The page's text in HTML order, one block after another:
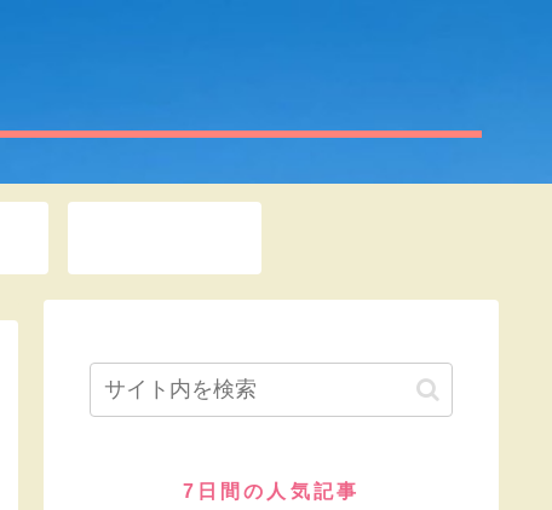
7日間の人気記事